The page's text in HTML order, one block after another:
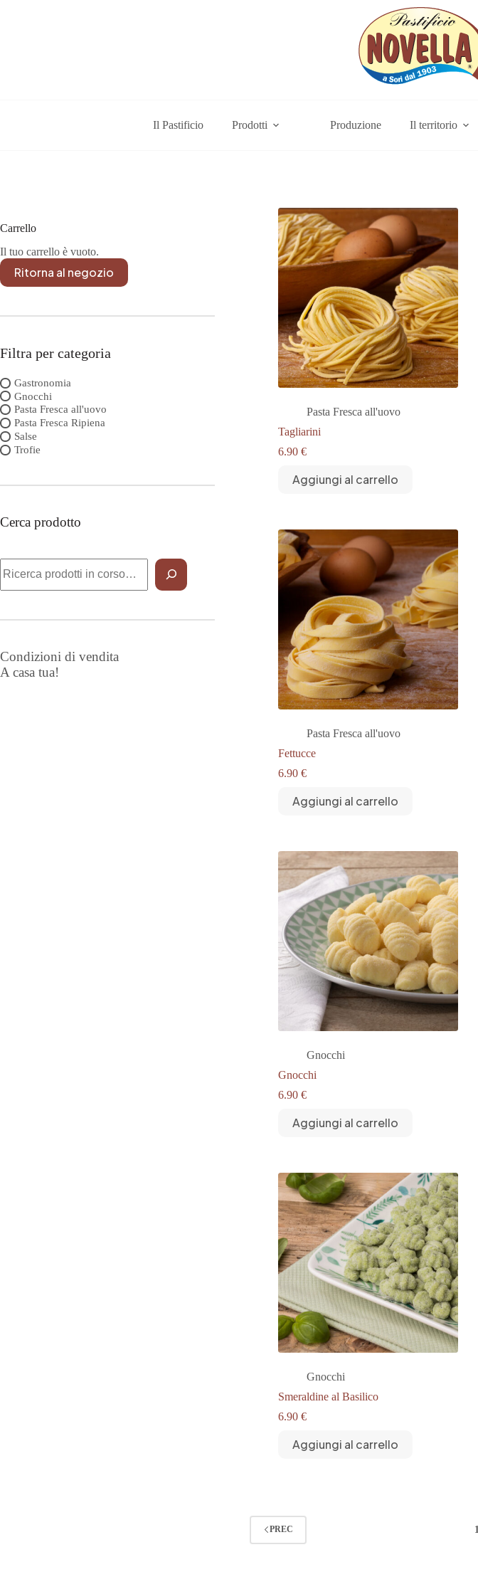
Il Pastificio Prodotti Produzione Il territorio
Pasta Fresca all'uovo
Tagliarini
6.90 €
Aggiungi al carrello
Pasta Fresca all'uovo
Fettucce
6.90 €
Aggiungi al carrello
Gnocchi
Gnocchi
6.90 €
Aggiungi al carrello
Gnocchi
Smeraldine al Basilico
6.90 €
Aggiungi al carrello
PREC 1
Carrello
Il tuo carrello è vuoto.
Ritorna al negozio
Filtra per categoria
Gastronomia
Gnocchi
Pasta Fresca all'uovo
Pasta Fresca Ripiena
Salse
Trofie
Cerca prodotto
Condizioni di vendita
A casa tua!